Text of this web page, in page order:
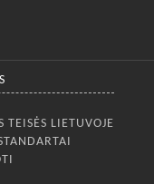
LIETUVOJE